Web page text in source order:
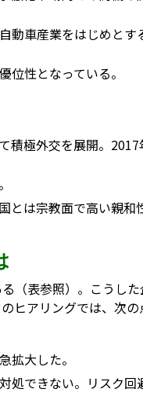
動車産業をはじめとす
性となっている。
積極外交を展開。
は宗教面で高い親和
（表参照）。こうし
ヒアリングでは、次
拡大した。
処できない。リスク回